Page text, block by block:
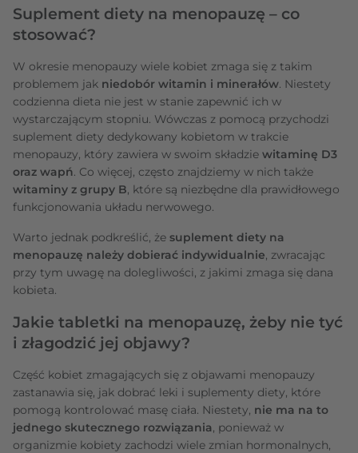
Suplement diety na menopauzę – co
stosować?
W okresie menopauzy wiele kobiet zmaga się z takim
problemem jak niedobór witamin i minerałów. Niestety
codzienna dieta nie jest w stanie zapewnić ich w
wystarczającym stopniu. Wówczas z pomocą przychodzi
suplement diety dedykowany kobietom w trakcie
menopauzy, który zawiera w swoim składzie witaminę D3
oraz wapń. Co więcej, często znajdziemy w nich także
witaminy z grupy B, które są niezbędne dla prawidłowego
funkcjonowania układu nerwowego.
Warto jednak podkreślić, że suplement diety na
menopauzę należy dobierać indywidualnie, zwracając
przy tym uwagę na dolegliwości, z jakimi zmaga się dana
kobieta.
Jakie tabletki na menopauzę, żeby nie tyć
i złagodzić jej objawy?
Część kobiet zmagających się z objawami menopauzy
zastanawia się, jak dobrać leki i suplementy diety, które
pomogą kontrolować masę ciała. Niestety, nie ma na to
jednego skutecznego rozwiązania, ponieważ w
organizmie kobiety zachodzi wiele zmian hormonalnych,